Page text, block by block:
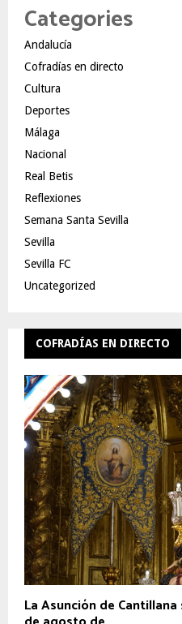
Categories
Andalucía
Cofradías en directo
Cultura
Deportes
Málaga
Nacional
Real Betis
Reflexiones
Semana Santa Sevilla
Sevilla
Sevilla FC
Uncategorized
COFRADÍAS EN DIRECTO
La Asunción de